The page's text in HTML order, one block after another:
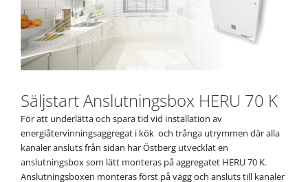
Säljstart Anslutningsbox HERU 70 K
För att underlätta och spara tid vid installation av
energiåtervinningsaggregat i kök och trånga utrymmen där alla
kanaler ansluts från sidan har Östberg utvecklat en
anslutningsbox som lätt monteras på aggregatet HERU 70 K.
Anslutningsboxen monteras först på vägg och ansluts till kanaler